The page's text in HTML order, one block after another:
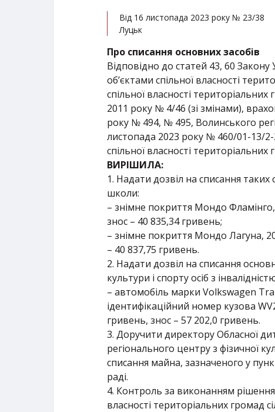
Від 16 листопада 2023 року № 23/38
Луцьк
Про списання основних засобів
Відповідно до статей 43, 60
об’єктами спільної власності
спільної власності
2011 року № 4/46 (зі змінами),
року № 494, № 495, Волинського
листопада 2023 року № 460/01-13/2-
спільної власності
ВИРІШИЛА:
1. Надати дозвіл на списання
школи:
– знімне покриття Мондо
знос – 40 835,34 гривень;
– знімне покриття Мондо Лагуна,
– 40 837,75 гривень.
2. Надати дозвіл на списання
культури і спорту осіб з
– автомобіль марки Volkswagen
ідентифікаційний номер кузова
гривень, знос – 57 202,0 гривень.
3. Доручити директору Обласної
регіонального центру з фізичної
списання майна, зазначеного у
раді.
4. Контроль за виконанням
власності територіальних громад